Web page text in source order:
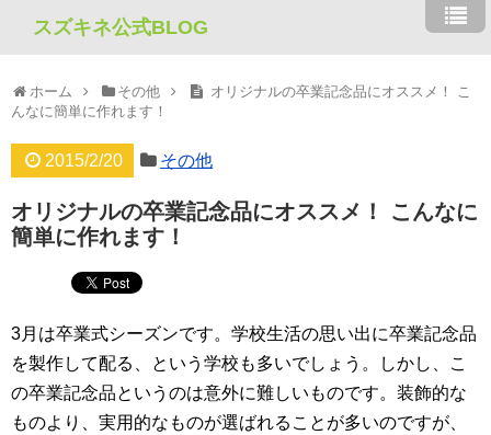
スズキネ公式BLOG
ホーム その他
オリジナルの卒業記念品にオススメ！ こ
んなに簡単に作れます！
2015/2/20 その他
オリジナルの卒業記念品にオススメ！ こんなに
簡単に作れます！
3月は卒業式シーズンです。学校生活の思い出に卒業記念品
を製作して配る、という学校も多いでしょう。しかし、こ
の卒業記念品というのは意外に難しいものです。装飾的な
ものより、実用的なものが選ばれることが多いのですが、